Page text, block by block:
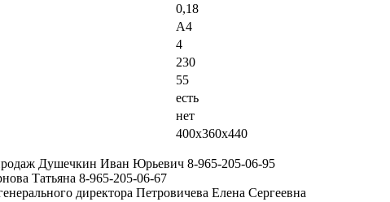
0,18
А4
4
230
55
есть
нет
400х360х440
Душечкин Иван Юрьевич 8-965-205-06-95
Татьяна 8-965-205-06-67
директора Петровичева Елена Сергеевна